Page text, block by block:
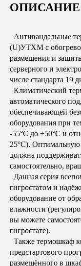
ОПИСАНИЕ
Антивандальные
(U)УТХМ с
размещения и
серверного и
числе стандарта 19
Климатический
автоматического
обеспечивающей
оборудования при
-55°С до +50°С и
25°C). Оптимальную
должна
самостоятельно,
Данная серия
гигростатом и
оборудование от
влажности
вы можете
гигростате).
Также термошкаф
предстартового
размещённого в